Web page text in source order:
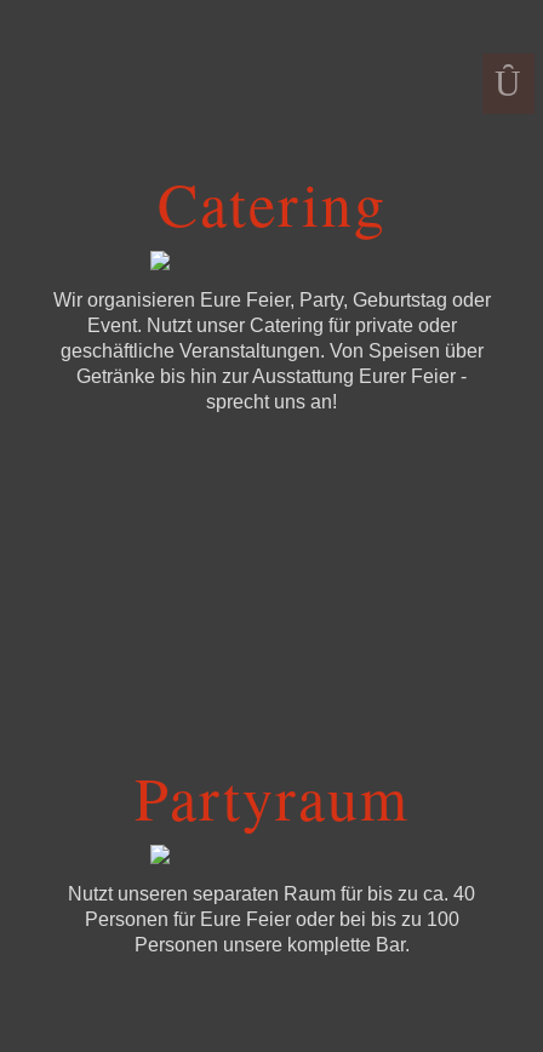
Catering
Wir organisieren Eure Feier, Party, Geburtstag oder
Event. Nutzt unser Catering für private oder
geschäftliche Veranstaltungen. Von Speisen über
Getränke bis hin zur Ausstattung Eurer Feier -
sprecht uns an!
Partyraum
Nutzt unseren separaten Raum für bis zu ca. 40
Personen für Eure Feier oder bei bis zu 100
Personen unsere komplette Bar.